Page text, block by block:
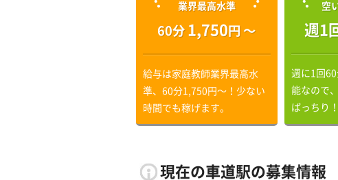
業界最高水準
60分 1,750円 〜
給与は家庭教師業界最高水
準、60分1,750円〜！少ない
時間でも稼げます。
空
週1
週に1回
能なので
ばっちり！
現在の車道駅の募集情報